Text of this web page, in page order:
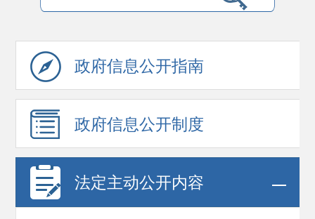
政府信息公开指南
政府信息公开制度
法定主动公开内容